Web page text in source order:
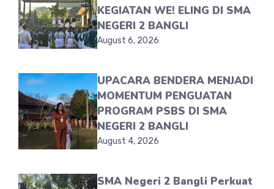
KEGIATAN WE! ELING DI SMA
NEGERI 2 BANGLI
August 6, 2026
UPACARA BENDERA MENJADI
MOMENTUM PENGUATAN
PROGRAM PSBS DI SMA
NEGERI 2 BANGLI
August 4, 2026
SMA Negeri 2 Bangli Perkuat